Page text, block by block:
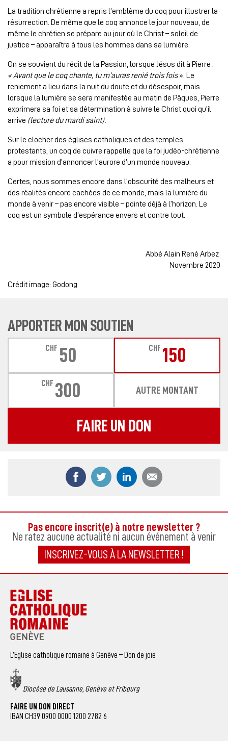
La tradition chrétienne a repris l’emblème du coq pour illustrer la
résurrection. De même que le coq annonce le jour nouveau, de
même le chrétien se prépare au jour où le Christ – soleil de
justice – apparaîtra à tous les hommes dans sa lumière.
On se souvient du récit de la Passion, lorsque Jésus dit à Pierre :
« Avant que le coq chante, tu m’auras renié trois fois». Le
reniement a lieu dans la nuit du doute et du désespoir, mais
lorsque la lumière se sera manifestée au matin de Pâques, Pierre
exprimera sa foi et sa détermination à suivre le Christ quoi qu’il
arrive (lecture du mardi saint).
Sur le clocher des églises catholiques et des temples
protestants, un coq de cuivre rappelle que la foi judéo-chrétienne
a pour mission d’annoncer l’aurore d’un monde nouveau.
Certes, nous sommes encore dans l’obscurité des malheurs et
des réalités encore cachées de ce monde, mais la lumière du
monde à venir – pas encore visible – pointe déjà à l’horizon. Le
coq est un symbole d’espérance envers et contre tout.
Abbé Alain René Arbez
Novembre 2020
Crédit image: Godong
APPORTER MON SOUTIEN
CHF 50 CHF 150
CHF 300 AUTRE MONTANT
FAIRE UN DON
Partager ce contenu sur Facebook
Partager ce contenu sur Twitter
Partager ce contenu
Pas encore inscrit(e) à notre newsletter ?
Ne ratez aucune actualité ni aucun événement à venir
INSCRIVEZ-VOUS À LA NEWSLETTER !
L’Eglise catholique romaine à Genève – Don de joie
Diocèse de Lausanne, Genève et Fribourg
FAIRE UN DON DIRECT
IBAN CH39 0900 0000 1200 2782 6